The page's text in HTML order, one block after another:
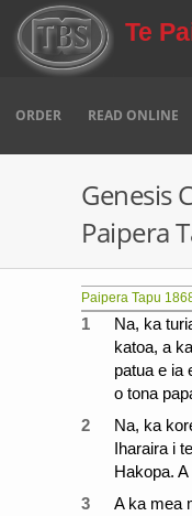
Skip to main content
Te
ORDER READ ONLINE
Genesis
Paipera
Paipera Tapu
1
Na, ka
katoa, a
patua e ia
o tona
2
Na, ka
Iharaira i
Hakopa.
3
A ka mea